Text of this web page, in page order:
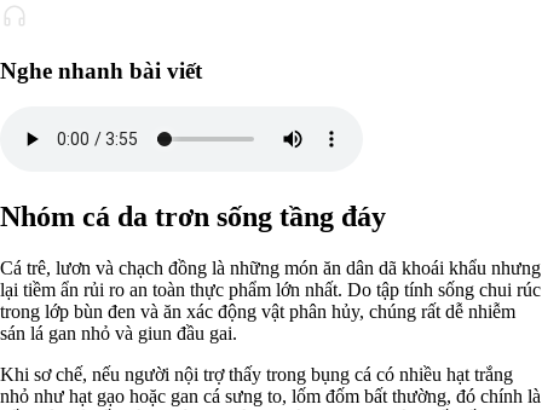
Nghe nhanh bài viết
Nhóm cá da trơn sống tầng đáy
Cá trê, lươn và chạch đồng là những món ăn dân dã khoái khẩu nhưng
lại tiềm ẩn rủi ro an toàn thực phẩm lớn nhất. Do tập tính sống chui rúc
trong lớp bùn đen và ăn xác động vật phân hủy, chúng rất dễ nhiễm
sán lá gan nhỏ và giun đầu gai.
Khi sơ chế, nếu người nội trợ thấy trong bụng cá có nhiều hạt trắng
nhỏ như hạt gạo hoặc gan cá sưng to, lốm đốm bất thường, đó chính là